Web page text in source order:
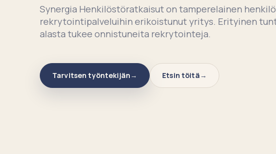
Synergia Henkilöstöratkaisut on tamperelainen
rekrytointipalveluihin erikoistunut yritys. Erityinen
alasta tukee onnistuneita rekrytointeja.
Tarvitsen työntekijän Etsin töitä